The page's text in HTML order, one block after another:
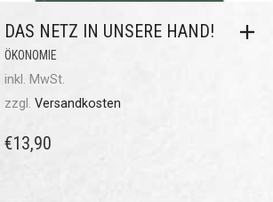
DAS NETZ IN UNSERE HAND!
ÖKONOMIE
inkl. MwSt.
zzgl. Versandkosten
€13,90